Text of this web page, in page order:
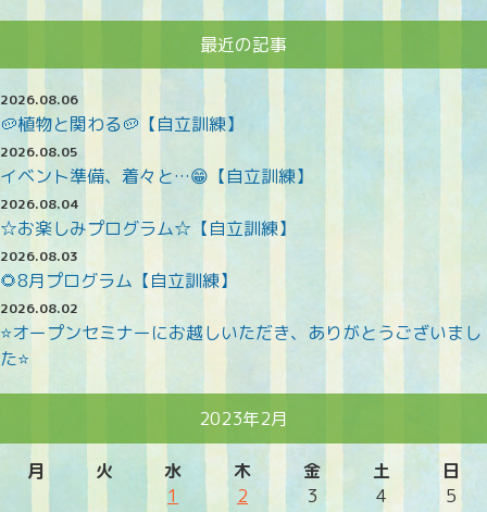
最近の記事
2026.08.06
🥔植物と関わる🥔【自立訓練】
2026.08.05
イベント準備、着々と…😁【自立訓練】
2026.08.04
☆お楽しみプログラム☆【自立訓練】
2026.08.03
🌻8月プログラム【自立訓練】
2026.08.02
⭐オープンセミナーにお越しいただき、ありがとうございまし
た⭐
2023年2月
月 火 水 木 金 土 日
1 2 3 4
5